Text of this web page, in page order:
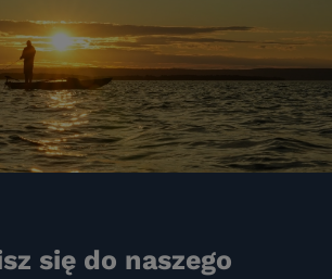
się do naszego